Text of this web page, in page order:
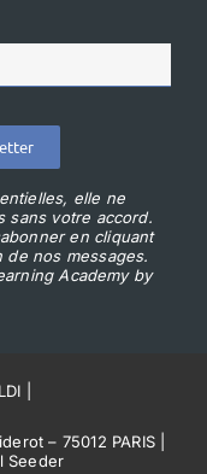
elle ne
sans votre accord.
en cliquant
nos messages.
Academy by
– 75012 PARIS |
Seeder